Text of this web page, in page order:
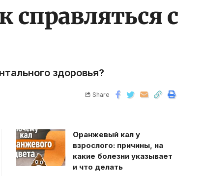
справляться с
здоровья?
Share
Оранжевый кал у
взрослого: причины, на
какие болезни указывает
и что делать